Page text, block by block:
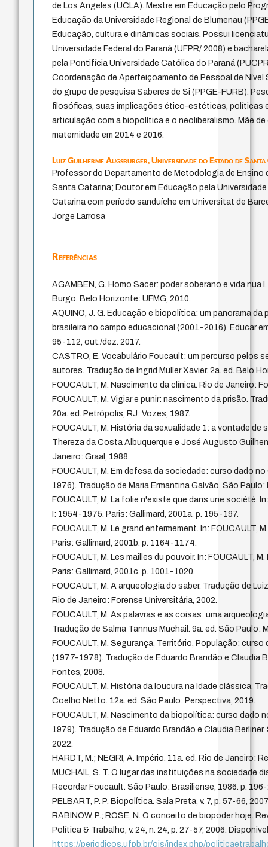
de Los Angeles (UCLA). Mestre em Educação pelo
Educação da Universidade Regional de Blumenau
Educação, cultura e dinâmicas sociais. Possui
Universidade Federal do Paraná (UFPR/ 2008) e
pela Pontifícia Universidade Católica do Paraná
Coordenação de Aperfeiçoamento de Pessoal de Nível
do grupo de pesquisa Saberes de Si (PPGE-FURB).
filosóficas, suas implicações ético-estéticas, políticas
articulação com a biopolítica e o neoliberalismo. Mãe
maternidade em 2014 e 2016.
Luiz Guilherme Augsburger,Universidade do Estado de
Professor do Departamento de Metodologia de Ensino
Santa Catarina; Doutor em Educação pela
Catarina com período sanduíche em Universitat de
Jorge Larrosa
Referências
AGAMBEN, G. Homo Sacer: poder soberano e vida nua
Burgo. Belo Horizonte: UFMG, 2010.
AQUINO, J. G. Educação e biopolítica: um panorama da
brasileira no campo educacional (2001-2016). Educar
95-112, out./dez. 2017.
CASTRO, E. Vocabulário Foucault: um percurso pelos
autores. Tradução de Ingrid Müller Xavier. 2a. ed. Belo
FOUCAULT, M. Nascimento da clínica. Rio de Janeiro:
FOUCAULT, M. Vigiar e punir: nascimento da prisão.
20a. ed. Petrópolis, RJ: Vozes, 1987.
FOUCAULT, M. História da sexualidade 1: a vontade de
Thereza da Costa Albuquerque e José Augusto
Janeiro: Graal, 1988.
FOUCAULT, M. Em defesa da sociedade: curso dado
1976). Tradução de Maria Ermantina Galvão. São
FOUCAULT, M. La folie n'existe que dans une société.
I: 1954-1975. Paris: Gallimard, 2001a. p. 195-197.
FOUCAULT, M. Le grand enfermement. In: FOUCAULT,
Paris: Gallimard, 2001b. p. 1164-1174.
FOUCAULT, M. Les mailles du pouvoir. In: FOUCAULT,
Paris: Gallimard, 2001c. p. 1001-1020.
FOUCAULT, M. A arqueologia do saber. Tradução de
Rio de Janeiro: Forense Universitária, 2002.
FOUCAULT, M. As palavras e as coisas: uma
Tradução de Salma Tannus Muchail. 9a. ed. São Paulo:
FOUCAULT, M. Segurança, Território, População:
(1977-1978). Tradução de Eduardo Brandão e Claudia
Fontes, 2008.
FOUCAULT, M. História da loucura na Idade clássica.
Coelho Netto. 12a. ed. São Paulo: Perspectiva, 2019.
FOUCAULT, M. Nascimento da biopolítica: curso dado
1979). Tradução de Eduardo Brandão e Claudia
2022.
HARDT, M.; NEGRI, A. Império. 11a. ed. Rio de Janeiro:
MUCHAIL, S. T. O lugar das instituições na sociedade
Recordar Foucault. São Paulo: Brasiliense, 1986. p.
PELBART, P. P. Biopolítica. Sala Preta, v. 7, p. 57-66,
RABINOW, P.; ROSE, N. O conceito de biopoder hoje.
Política & Trabalho, v. 24, n. 24, p. 27-57, 2006.
https://periodicos.ufpb.br/ojs/index.php/